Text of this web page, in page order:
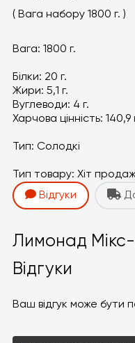
( Вага набору 1800 г. )
Вага: 1800 г.
Білки: 20 г.
Жири: 5,1 г.
Вуглеводи: 4 г.
Харчова цінність: 140,9
Тип: Солодкі
Тип товару: Хіт
Відгуки
Лимонад Мікс-
Відгуки
Ваш відгук може бути